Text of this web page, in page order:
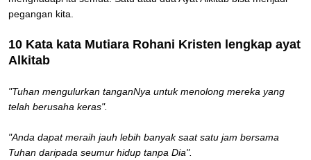
pegangan kita.
10 Kata kata Mutiara Rohani Kristen lengkap ayat
Alkitab
"Tuhan mengulurkan tanganNya untuk menolong mereka yang
telah berusaha keras".
"Anda dapat meraih jauh lebih banyak saat satu jam bersama
Tuhan daripada seumur hidup tanpa Dia".